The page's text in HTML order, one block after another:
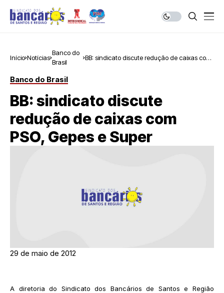
Início Notícias
Banco do
Brasil
BB: sindicato discute redução de caixas com
Banco do Brasil
BB: sindicato discute
redução de caixas com
PSO, Gepes e Super
29 de maio de 2012
A diretoria do Sindicato dos Bancários de Santos e Região